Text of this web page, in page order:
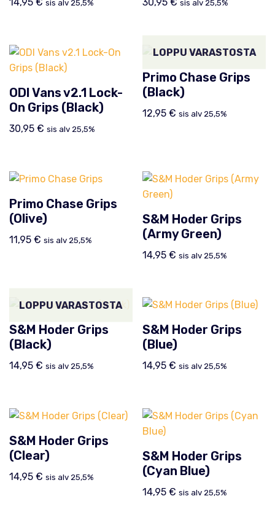
sis alv 25,5% sis alv 25,5%
ODI Vans v2.1 Lock-
On Grips (Black)
30,95 € sis alv 25,5%
LOPPU VARASTOSTA
Primo Chase Grips
(Black)
12,95€ sis alv 25,5%
Primo Chase Grips
(Olive)
11,95 € sis alv 25,5%
S&M Hoder Grips
(Army Green)
14,95€ sis alv 25,5%
LOPPU VARASTOSTA
S&M Hoder Grips
(Black)
14,95 € sis alv 25,5%
S&M Hoder Grips
(Blue)
14,95€ sis alv 25,5%
S&M Hoder Grips
(Clear)
14,95 € sis alv 25,5%
S&M Hoder Grips
(Cyan Blue)
14,95€ sis alv 25,5%